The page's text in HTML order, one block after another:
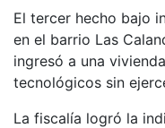
El tercer hecho bajo
en el barrio Las
ingresó a una
tecnológicos sin
La fiscalía logró la